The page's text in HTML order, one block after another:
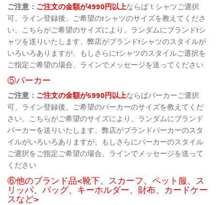
ご注意： ご注文の金額が4990円以上ならばｔシャツご選択
可、ライン登録後、ご希望のtシャツのサイズを教えてくださ
い、こちらがご希望のサイズにより、ランダムにブランドtシ
ャツを送りいたします、弊店がブランドtシャツのスタイルが
いろいろありますが、もしさらにtシャツのスタイルご選択を
ご指定ご希望の場合、ラインでメッセージを送ってください
⑤パーカー
ご注意： ご注文の金額が5990円以上ならばパーカーご選択
可、ライン登録後、ご希望のパーカーのサイズを教えてくだ
さい、こちらがご希望のサイズにより、ランダムにブランド
パーカーを送りいたします、弊店がブランドパーカーのスタ
イルがいろいろありますが、もしさらにパーカーのスタイル
ご選択をご指定ご希望の場合、ラインでメッセージを送って
ください
⑥他のブランド品<靴下、スカーフ、ペット服、ス
リッパ、バッグ、キーホルダー、財布、カードケー
スなど>